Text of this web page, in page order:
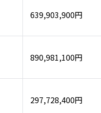
639,903,900円
890,981,100円
297,728,400円